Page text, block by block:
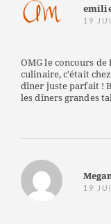
19
OMG le concours
culinaire, c'était
dîner juste parfait !
les dîners grandes
19